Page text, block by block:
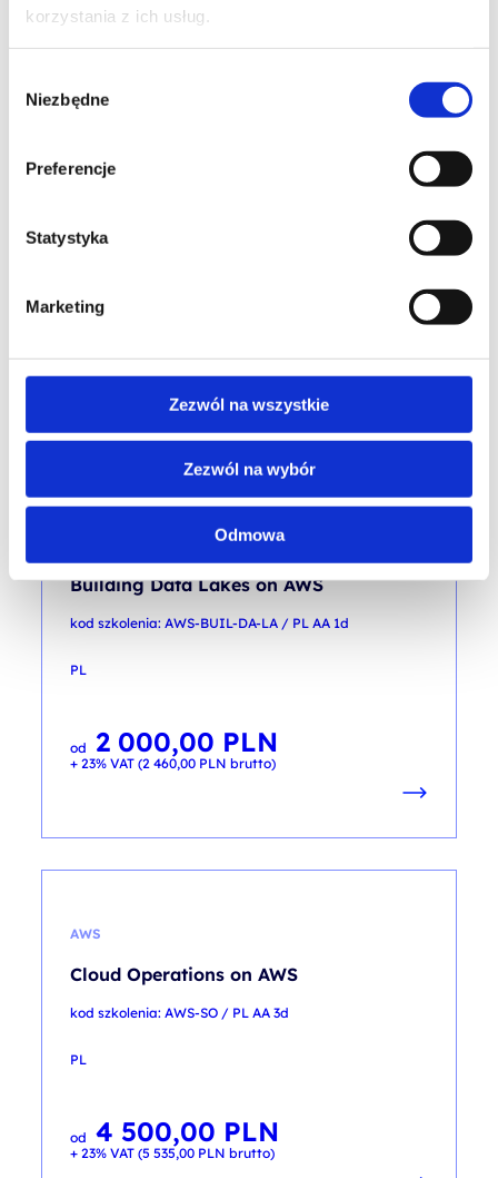
korzystania z ich usług.
zgody
Niezbędne
Preferencje
Statystyka
Marketing
Zezwól na wszystkie
Zezwól na wybór
Odmowa
Building Data Analytics Solutions Using
PL
od 2 000,00PLN
+ 23% VAT (2 460,00PLNbrutto)
Building Data Lakes on AWS
kod szkolenia: AWS-BUIL-DA-LA / PL AA 1d
PL
od 2 000,00 PLN
+ 23% VAT (2 460,00 PLN brutto)
AWS
Cloud Operations on AWS
kod szkolenia: AWS-SO / PL AA 3d
PL
od 4 500,00 PLN
+ 23% VAT (5 535,00 PLN brutto)